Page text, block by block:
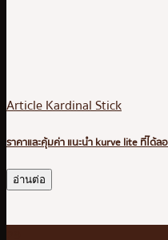
Article Kardinal Stick
ราคาและคุ้มค่า แนะนำ kurve lite ที่ได้
อ่านต่อ